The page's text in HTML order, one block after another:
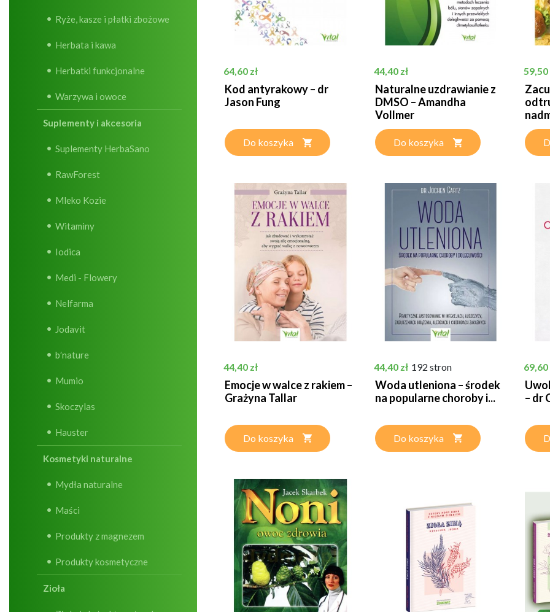
Ryże, kasze i płatki zbożowe
Herbata i kawa
Herbatki funkcjonalne
Warzywa i owoce
Suplementy i akcesoria
Suplementy HerbaSano
RawForest
Mleko Kozie
Witaminy
Iodica
Medi - Flowery
Nelfarma
Jodavit
b′nature
Mumio
Skoczylas
Hauster
Kosmetyki naturalne
Mydła naturalne
Maści
Produkty z magnezem
Produkty kosmetyczne
Zioła
Cena
64,60 zł
Kod antyrakowy – dr
Jason Fung
Do koszyka
Cena
44,40 zł
Naturalne uzdrawianie z
DMSO – Amandha
Vollmer
Do koszyka
Cena
59,50
Cena
44,40 zł
Emocje w walce z rakiem –
Grażyna Tallar
Do koszyka
Cena
44,40 zł 192 stron
Woda utleniona – środek
na popularne choroby i...
Do koszyka
Cena
69,60
– dr